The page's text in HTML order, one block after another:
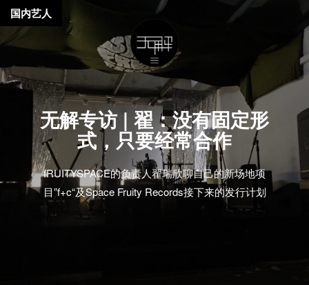
无解专访 | 翟：没有固定形
式，只要经常合作
fRUITYSPACE的负责人翟瑞欣聊自己的新场地项
目”f+c“及Space Fruity Records接下来的发行计划
国内艺人